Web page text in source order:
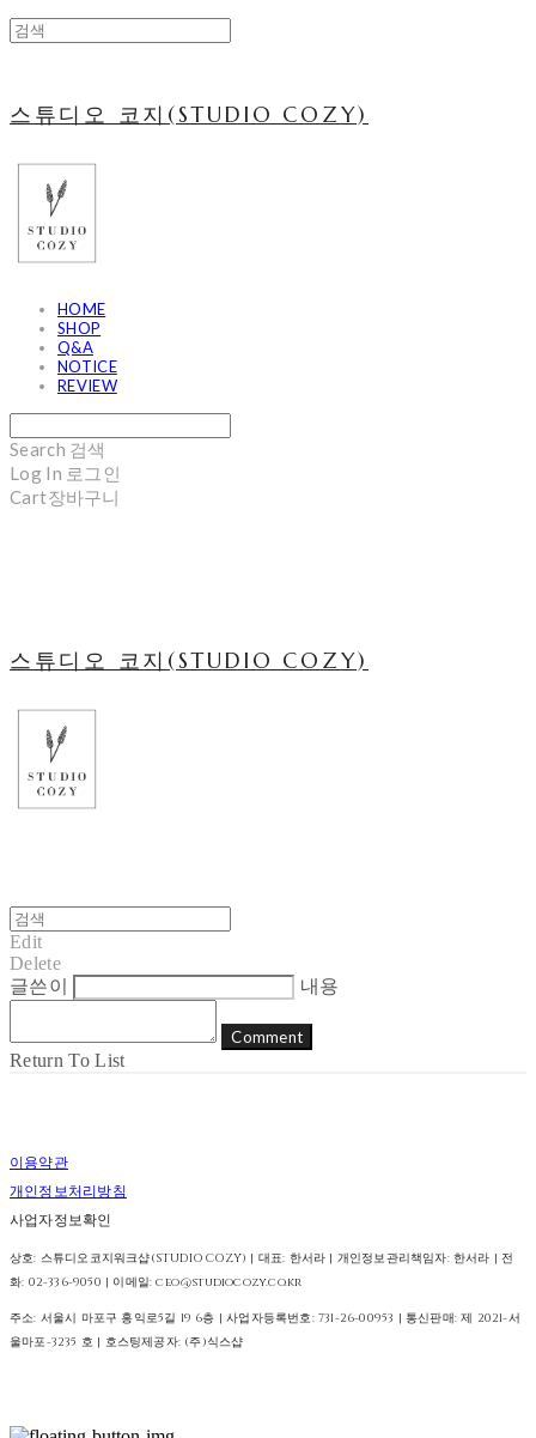
스튜디오 코지(STUDIO COZY)
HOME
SHOP
Q&A
NOTICE
REVIEW
Search 검색
Log In 로그인
Cart장바구니
스튜디오 코지(STUDIO COZY)
Edit
Delete
글쓴이
내용
Comment
Return To List
이용약관
개인정보처리방침
사업자정보확인
상호: 스튜디오코지워크샵(STUDIO COZY) | 대표: 한서라 | 개인정보관리책임자: 한서라 | 전
화: 02-336-9050 | 이메일: ceo@studiocozy.co.kr
주소: 서울시 마포구 홍익로5길 19 6층 | 사업자등록번호: 731-26-00953 | 통신판매:제 2021-서
울마포-3235 호 | 호스팅제공자: (주)식스샵